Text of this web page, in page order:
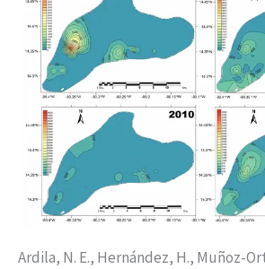
Ardila, N. E., Hernández, H., Muñoz-